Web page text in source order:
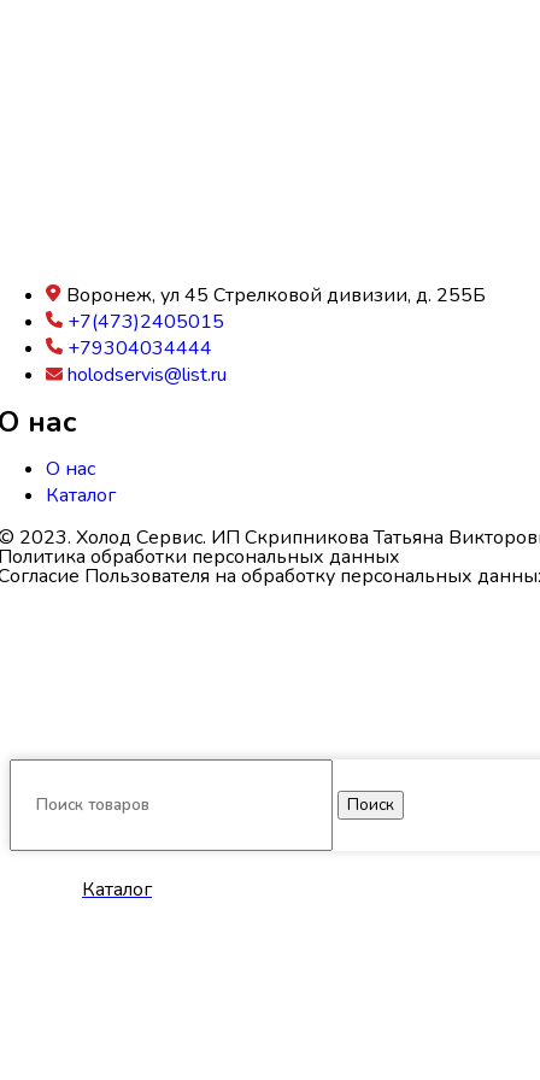
Воронеж, ул 45 Стрелковой дивизии, д. 255Б
+7(473)2405015
+79304034444
holodservis@list.ru
нас
О нас
Каталог
2023. Холод Сервис. ИП Скрипникова Татьяна
обработки персональных данных
Пользователя на обработку персональных
Поиск
Каталог